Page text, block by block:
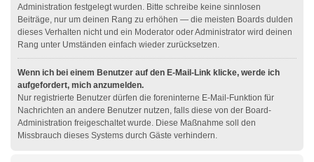
Administration festgelegt wurden. Bitte schreibe keine sinnlosen
Beiträge, nur um deinen Rang zu erhöhen — die meisten Boards dulden
dieses Verhalten nicht und ein Moderator oder Administrator wird deinen
Rang unter Umständen einfach wieder zurücksetzen.
Wenn ich bei einem Benutzer auf den E-Mail-Link klicke, werde ich
aufgefordert, mich anzumelden.
Nur registrierte Benutzer dürfen die foreninterne E-Mail-Funktion für
Nachrichten an andere Benutzer nutzen, falls diese von der Board-
Administration freigeschaltet wurde. Diese Maßnahme soll den
Missbrauch dieses Systems durch Gäste verhindern.